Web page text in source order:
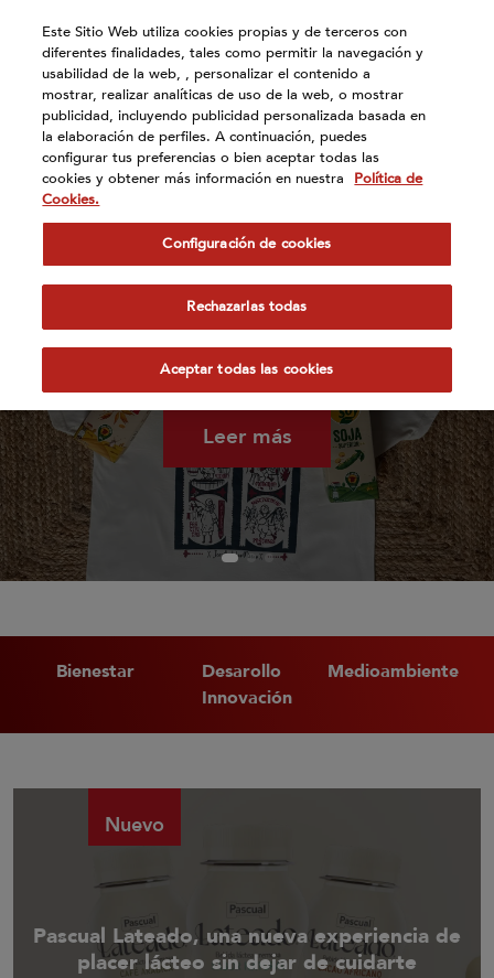
cuenta
sistema
accesibilidad.
Actualidad
El festival leonés Modorrowland se alía con
Vivesoy para impulsar la cultura desde el
medio rural
Leer más
Bienestar Desarollo
Medioambiente
Innovación
Nuevo
Pascual Lateado, una nueva experiencia de
placer lácteo sin dejar de cuidarte
Este Sitio Web utiliza cookies propias y de terceros con
diferentes finalidades, tales como permitir la navegación y
usabilidad de la web, , personalizar el contenido a
mostrar, realizar analíticas de uso de la web, o mostrar
publicidad, incluyendo publicidad personalizada basada en
la elaboración de perfiles. A continuación, puedes
configurar tus preferencias o bien aceptar todas las
cookies y obtener más información en nuestra
Política de
Cookies.
Configuración de cookies
Rechazarlas todas
Aceptar todas las cookies